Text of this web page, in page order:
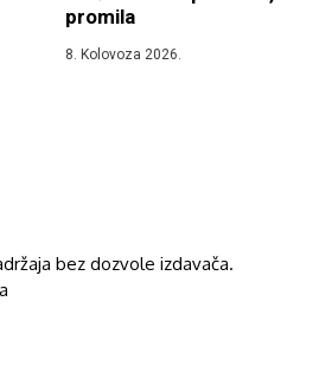
promila
8. Kolovoza 2026.
bez dozvole izdavača.